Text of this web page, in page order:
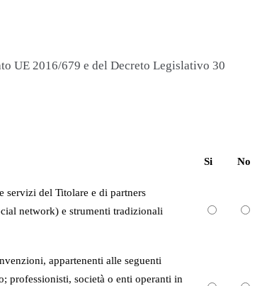
UE 2016/679 e del Decreto Legislativo 30
Si No
servizi del Titolare e di partners
network) e strumenti tradizionali
appartenenti alle seguenti
professionisti, società o enti operanti in